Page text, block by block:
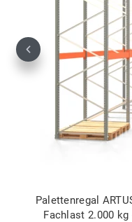
Palettenregal
Fachlast 2.000 kg
Previous